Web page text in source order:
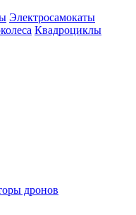
Электросамокаты
Квадроциклы
дронов